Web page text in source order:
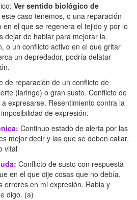
Ver sentido biológico de
este caso tenemos, o una reparación
en el que se regenera el tejido y por lo
dejar de hablar para mejorar la
o un conflicto activo en el que gritar
un depredador, podría delatar
de reparación de un conflicto de
(laringe) o gran susto. Conflicto de
expresarse. Resentimiento contra la
de expresión.
Continuo estado de alerta por las
mejor decir y las que se deben callar,
vital
Conflicto de susto con respuesta
en el que dije cosas que no debía.
errores en mi expresión. Rabia y
digo. (a)